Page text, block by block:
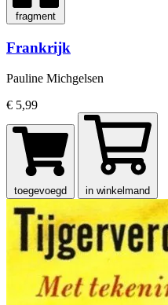
fragment
Frankrijk
Pauline Michgelsen
€ 5,99
toegevoegd in winkelmand